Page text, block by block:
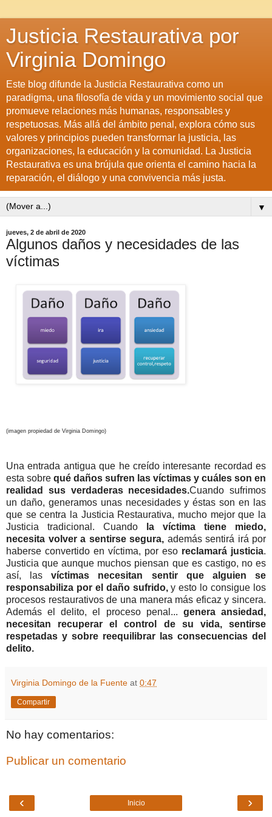
Justicia Restaurativa por
Virginia Domingo
Este blog difunde la Justicia Restaurativa como un
paradigma, una filosofía de vida y un movimiento social que
promueve relaciones más humanas, responsables y
respetuosas. Más allá del ámbito penal, explora cómo sus
valores y principios pueden transformar la justicia, las
organizaciones, la educación y la comunidad. La Justicia
Restaurativa es una brújula que orienta el camino hacia la
reparación, el diálogo y una convivencia más justa.
▼
jueves, 2 de abril de 2020
Algunos daños y necesidades de las
víctimas
(imagen propiedad de Virginia Domingo)
Una entrada antigua que he creído interesante recordad es
esta sobre qué daños sufren las víctimas y cuáles son en
realidad sus verdaderas necesidades.Cuando sufrimos
un daño, generamos unas necesidades y éstas son en las
que se centra la Justicia Restaurativa, mucho mejor que la
Justicia tradicional. Cuando
la víctima tiene miedo,
necesita volver a sentirse segura, además sentirá irá por
haberse convertido en víctima, por eso reclamará justicia.
Justicia que aunque muchos piensan que es castigo, no es
así, lasvíctimas necesitan sentir que alguien se
responsabiliza por el daño sufrido,y esto lo consigue los
procesos restaurativos de una manera más eficaz y sincera.
Además el delito, el proceso penal... genera ansiedad,
necesitan recuperar el control de su vida, sentirse
respetadas y sobre reequilibrar las consecuencias del
delito.
Virginia Domingo de la Fuente at 0:47
Compartir
No hay comentarios:
Publicar un comentario
‹ ›
Inicio